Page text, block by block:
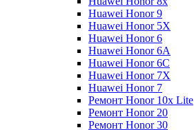
Huawei Honor 9
Huawei Honor 5X
Huawei Honor 6
Huawei Honor 6A
Huawei Honor 6C
Huawei Honor 7X
Huawei Honor 7
Ремонт Honor 10x Lite
Ремонт Honor 20
Ремонт Honor 30